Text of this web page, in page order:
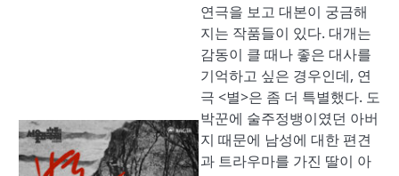
연극을 보고 대본이 궁금해
지는 작품들이 있다. 대개는
감동이 클 때나 좋은 대사를
기억하고 싶은 경우인데, 연
극 <별>은 좀 더 특별했다. 도
박꾼에 술주정뱅이였던 아버
지 때문에 남성에 대한 편견
과 트라우마를 가진 딸이 아